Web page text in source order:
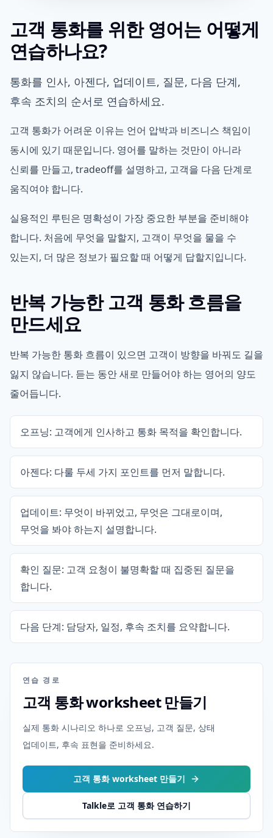
고객 통화를 위한 영어는 어떻게
연습하나요?
통화를 인사, 아젠다, 업데이트, 질문, 다음 단계,
후속 조치의 순서로 연습하세요.
고객 통화가 어려운 이유는 언어 압박과 비즈니스 책임이
동시에 있기 때문입니다. 영어를 말하는 것만이 아니라
신뢰를 만들고, tradeoff를 설명하고, 고객을 다음 단계로
움직여야 합니다.
실용적인 루틴은 명확성이 가장 중요한 부분을 준비해야
합니다. 처음에 무엇을 말할지, 고객이 무엇을 물을 수
있는지, 더 많은 정보가 필요할 때 어떻게 답할지입니다.
반복 가능한 고객 통화 흐름을
만드세요
반복 가능한 통화 흐름이 있으면 고객이 방향을 바꿔도 길을
잃지 않습니다. 듣는 동안 새로 만들어야 하는 영어의 양도
줄어듭니다.
오프닝: 고객에게 인사하고 통화 목적을 확인합니다.
아젠다: 다룰 두세 가지 포인트를 먼저 말합니다.
업데이트: 무엇이 바뀌었고, 무엇은 그대로이며,
무엇을 봐야 하는지 설명합니다.
확인 질문: 고객 요청이 불명확할 때 집중된 질문을
합니다.
다음 단계: 담당자, 일정, 후속 조치를 요약합니다.
연습 경로
고객 통화 worksheet 만들기
실제 통화 시나리오 하나로 오프닝, 고객 질문, 상태
업데이트, 후속 표현을 준비하세요.
고객 통화 worksheet 만들기
Talkle로 고객 통화 연습하기